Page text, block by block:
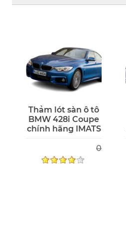
Thảm lót sàn ô tô
BMW 428i Coupe
chính hãng IMATS
0